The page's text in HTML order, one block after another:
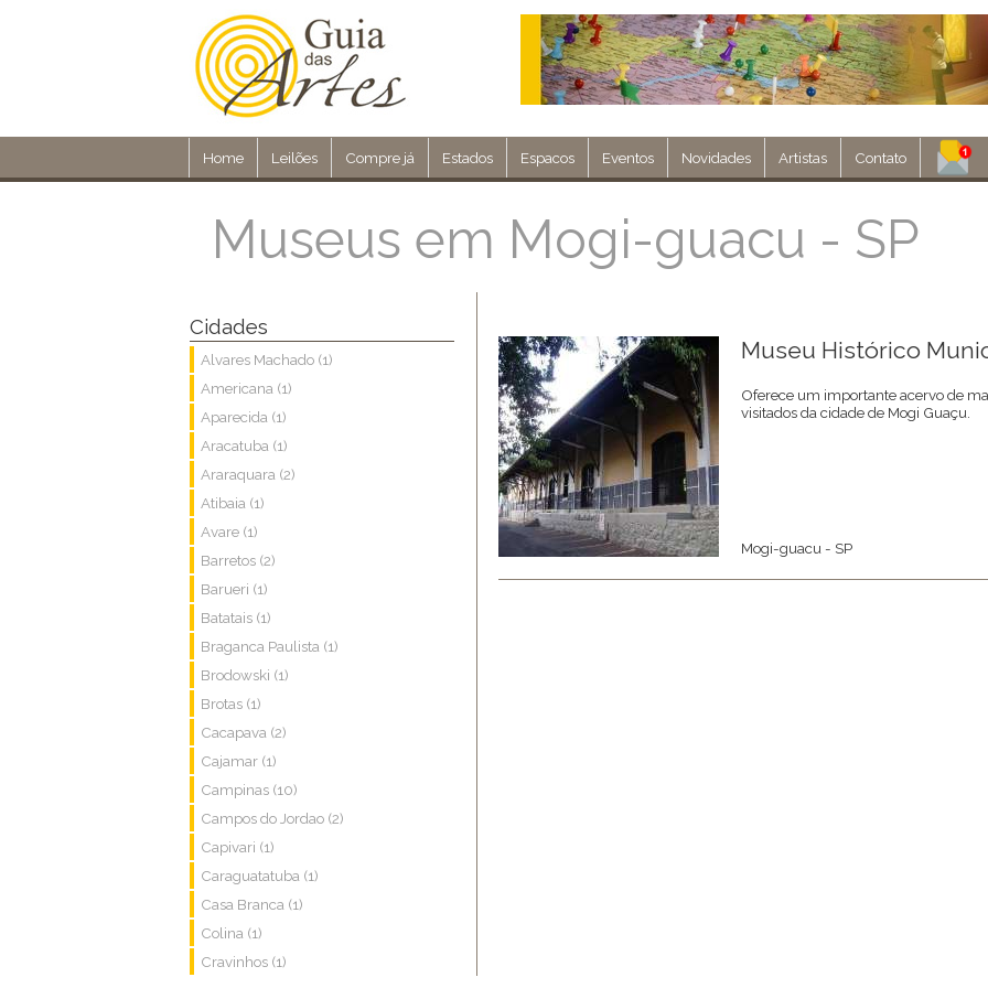
Home Leilões Compre já Estados Espacos Eventos Novidades Artistas Contato
Museus em Mogi-guacu - SP
Cidades
Alvares Machado (1)
Americana (1)
Aparecida (1)
Aracatuba (1)
Araraquara (2)
Atibaia (1)
Avare (1)
Barretos (2)
Barueri (1)
Batatais (1)
Braganca Paulista (1)
Brodowski (1)
Brotas (1)
Cacapava (2)
Cajamar (1)
Campinas (10)
Campos do Jordao (2)
Capivari (1)
Caraguatatuba (1)
Casa Branca (1)
Colina (1)
Cravinhos (1)
Museu Histórico
Oferece um importante acervo de
visitados da cidade de Mogi Guaçu.
Mogi-guacu - SP